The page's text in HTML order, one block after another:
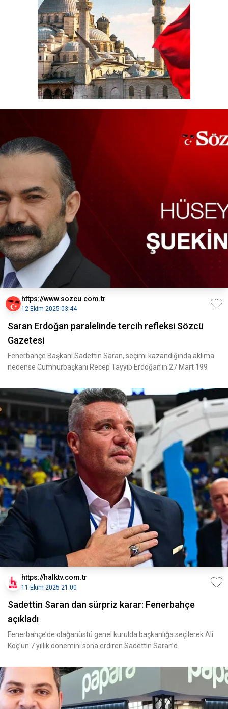
https://www.sozcu.com.tr
12 Ekim 2025 03:44
Saran Erdoğan paralelinde tercih refleksi Sözcü
Gazetesi
Fenerbahçe Başkanı Sadettin Saran, seçimi kazandığında aklıma
nedense Cumhurbaşkanı Recep Tayyip Erdoğan’ın 27 Mart 199
https://halktv.com.tr
11 Ekim 2025 21:00
Sadettin Saran dan sürpriz karar: Fenerbahçe
açıkladı
Fenerbahçe’de olağanüstü genel kurulda başkanlığa seçilerek Ali
Koç’un 7 yıllık dönemini sona erdiren Sadettin Saran’d